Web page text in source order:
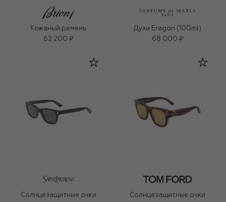
Кожаный ремень
62 200 ₽
Духи Eragon (100ml)
68 000 ₽
Солнцезащитные очки
Солнцезащитные очки